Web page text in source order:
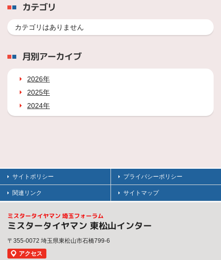
カテゴリ
カテゴリはありません
月別アーカイブ
2026年
2025年
2024年
サイトポリシー プライバシーポリシー
関連リンク サイトマップ
ミスタータイヤマン 埼玉フォーラム
ミスタータイヤマン 東松山インター
〒355-0072 埼玉県東松山市石橋799-6
アクセス